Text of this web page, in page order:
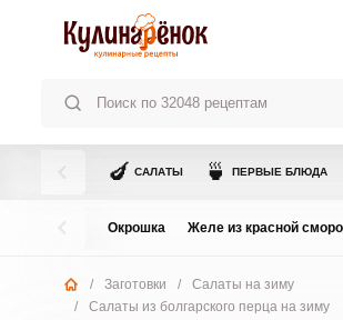
🍆 САЛАТЫ 🍵 ПЕРВЫЕ БЛЮДА
Окрошка Желе из красной
/ Заготовки /
Салаты на зиму
/
Салаты из болгарского перца на зиму